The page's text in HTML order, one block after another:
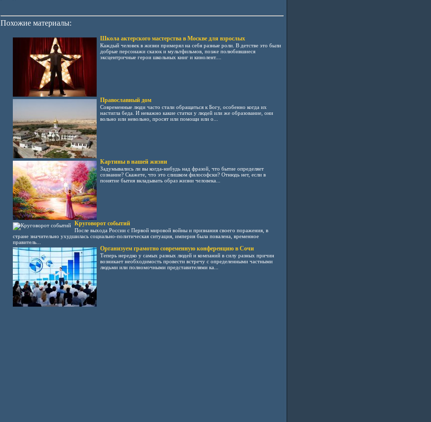
Похожие материалы:
Школа актерского мастерства в Москве для взрослых
Каждый человек в жизни примерял на себя разные роли. В детстве это были
добрые персонажи сказок и мультфильмов, позже полюбившиеся
эксцентричные герои школьных книг и кинолент....
Православный дом
Современные люди часто стали обращаться к Богу, особенно когда их
настигла беда. И неважно какие статки у людей или же образование, они
вольно или невольно, просят или помощи или о...
Картины в нашей жизни
Задумывались ли вы когда-нибудь над фразой, что бытие определяет
сознание? Скажете, что это слишком философски? Отнюдь нет, если в
понятие бытия вкладывать образ жизни человека...
Круговорот событий
После выхода России с Первой мировой войны и признания своего поражения, в
стране значительно ухудшилась социально-политическая ситуация, империя была повалена, временное
правитель...
Организуем грамотно современную конференцию в Сочи
Теперь нередко у самых разных людей и компаний в силу разных причин
возникает необходимость провести встречу с определенными частными
людьми или полномочными представителями ка...